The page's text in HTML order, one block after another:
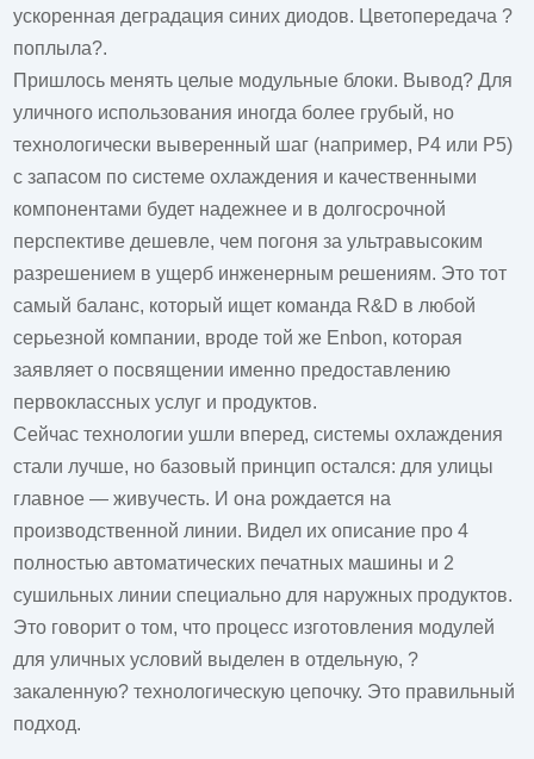
ускоренная деградация синих диодов. Цветопередача ?
поплыла?.
Пришлось менять целые модульные блоки. Вывод? Для
уличного использования иногда более грубый, но
технологически выверенный шаг (например, P4 или P5)
с запасом по системе охлаждения и качественными
компонентами будет надежнее и в долгосрочной
перспективе дешевле, чем погоня за ультравысоким
разрешением в ущерб инженерным решениям. Это тот
самый баланс, который ищет команда R&D в любой
серьезной компании, вроде той же Enbon, которая
заявляет о посвящении именно предоставлению
первоклассных услуг и продуктов.
Сейчас технологии ушли вперед, системы охлаждения
стали лучше, но базовый принцип остался: для улицы
главное — живучесть. И она рождается на
производственной линии. Видел их описание про 4
полностью автоматических печатных машины и 2
сушильных линии специально для наружных продуктов.
Это говорит о том, что процесс изготовления модулей
для уличных условий выделен в отдельную, ?
закаленную? технологическую цепочку. Это правильный
подход.